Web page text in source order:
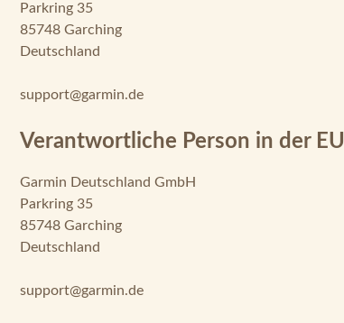
Parkring 35
85748 Garching
Deutschland
support@garmin.de
Verantwortliche Person in der EU
Garmin Deutschland GmbH
Parkring 35
85748 Garching
Deutschland
support@garmin.de